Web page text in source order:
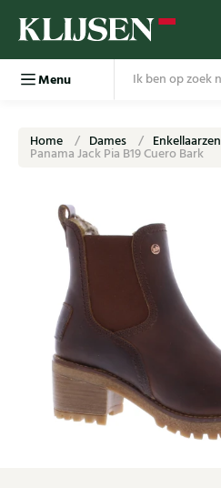
Menu
Home Dames Enkellaarzen
Panama Jack Pia B19 Cuero Bark